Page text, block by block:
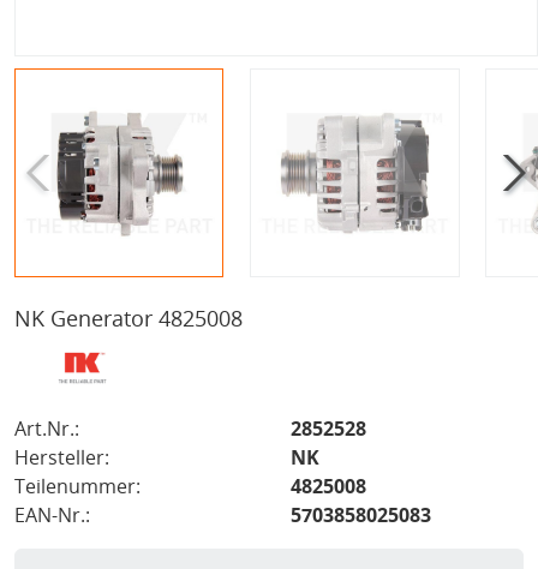
NK Generator 4825008
Art.Nr.:
2852528
Hersteller:
NK
Teilenummer:
4825008
EAN-Nr.:
5703858025083